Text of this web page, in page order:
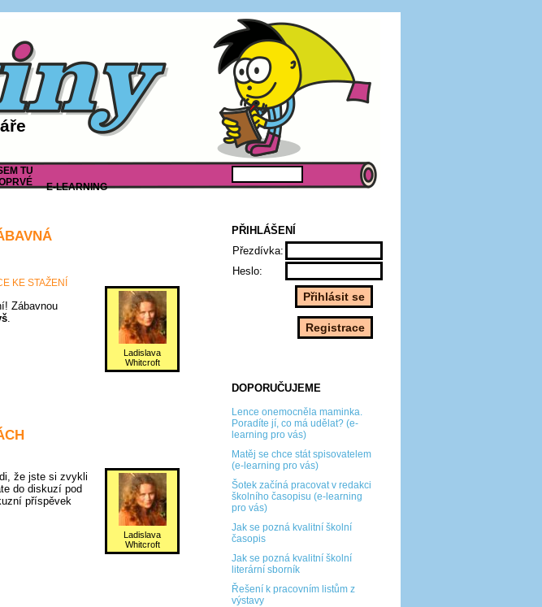
TU
E-LEARNING
PŘIHLÁŠENÍ
Přezdívka:
Heslo:
DOPORUČUJEME
Lence onemocněla maminka.
Poradíte jí, co má udělat? (e-
learning pro vás)
Matěj se chce stát spisovatelem
(e-learning pro vás)
Šotek začíná pracovat v redakci
školního časopisu (e-learning
pro vás)
Jak se pozná kvalitní školní
časopis
Jak se pozná kvalitní školní
literární sborník
Řešení k pracovním listům z
výstavy
KE STAŽENÍ
Ladislava
Whitcroft
Zábavnou
.
Ladislava
Whitcroft
že jste si zvykli
do diskuzí pod
příspěvek